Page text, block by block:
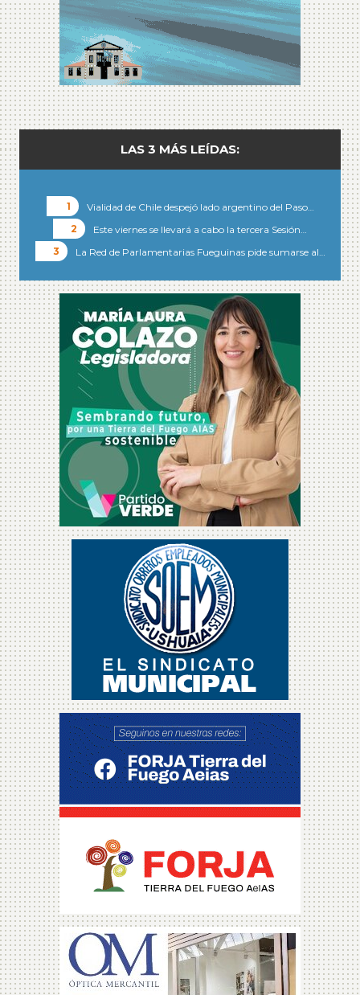
LAS 3 MÁS LEÍDAS:
Vialidad de Chile despejó lado argentino del Paso…
Este viernes se llevará a cabo la tercera Sesión…
La Red de Parlamentarias Fueguinas pide sumarse al…